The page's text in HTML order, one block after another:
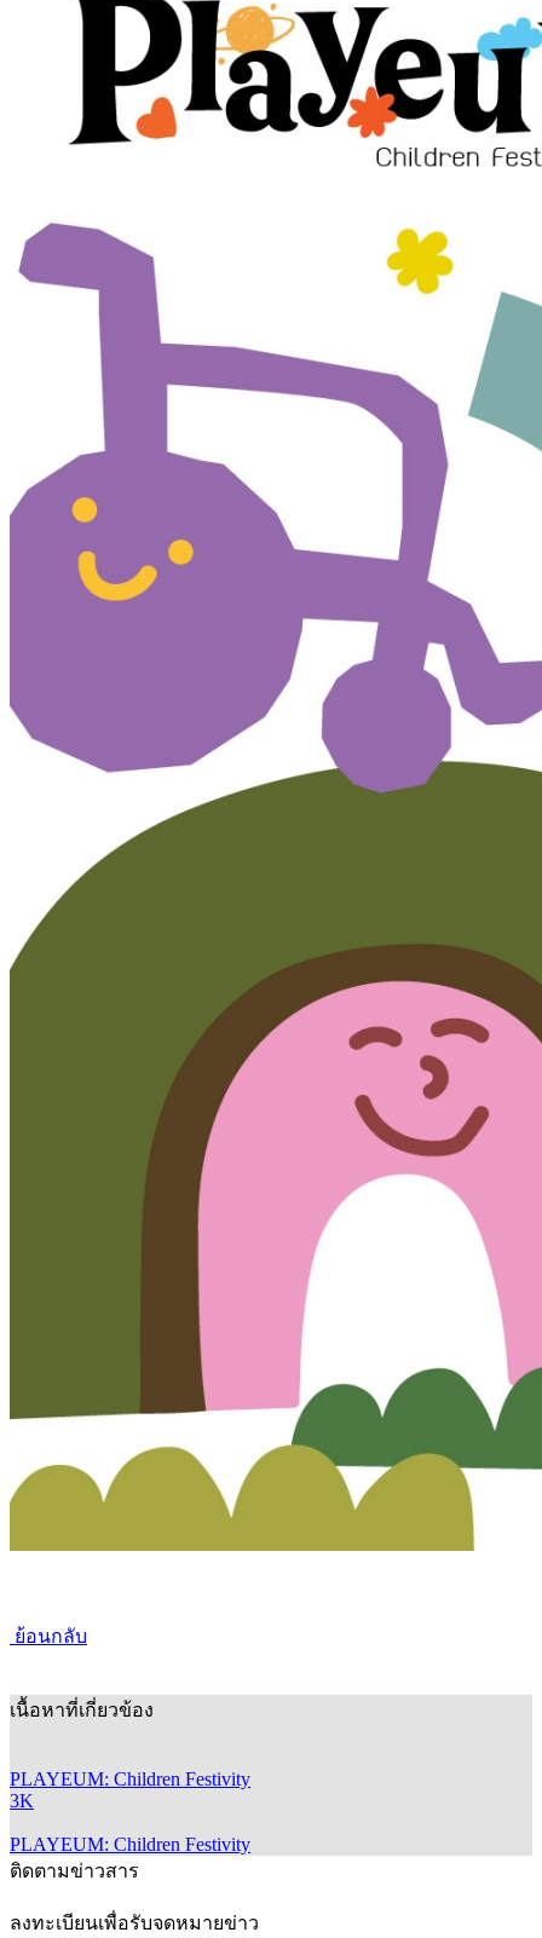
ย้อนกลับ
เนื้อหาที่เกี่ยวข้อง
PLAYEUM: Children Festivity
3K
PLAYEUM: Children Festivity
ติดตามข่าวสาร
ลงทะเบียนเพื่อรับจดหมายข่าว